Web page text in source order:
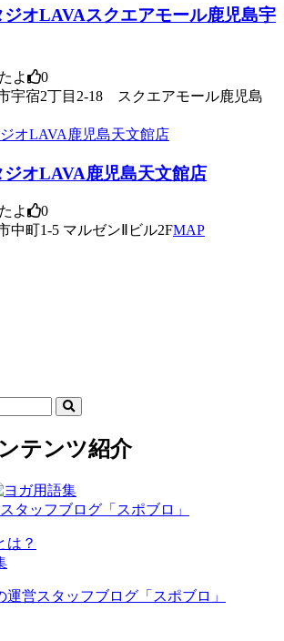
オLAVAスクエアモール鹿児島宇
よ
0
宇宿2丁目2-18 スクエアモール鹿児島
オLAVA鹿児島天文館店
よ
0
中町1-5 マルゼンⅡビル2FMAP
テンツ紹介